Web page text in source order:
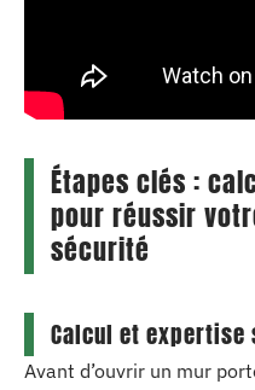
Étapes clés :
pour réussir
sécurité
Calcul et
Avant d’ouvrir un mur